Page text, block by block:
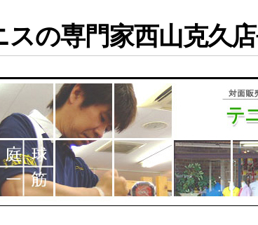
スの専門家西山克久